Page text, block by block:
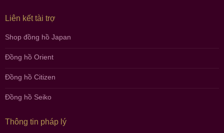
Liên kết tài trợ
Shop đồng hồ Japan
Đồng hồ Orient
Đồng hồ Citizen
Đồng hồ Seiko
Thông tin pháp lý